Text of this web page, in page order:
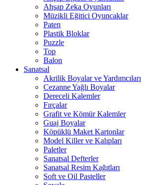
Ahşap Zeka Oyunları
Müzikli Eğitici Oyuncaklar
Paten
Plastik Bloklar
Puzzle
Top
Balon
Sanatsal
Akrilik Boyalar ve Yardımcıları
Cezanne Yağlı Boyalar
Dereceli Kalemler
Fırçalar
Grafit ve Kömür Kalemler
Guaj Boyalar
Köpüklü Maket Kartonlar
Model Killer ve Kalıpları
Paletler
Sanatsal Defterler
Sanatsal Resim Kağıtları
Soft ve Oil Pasteller